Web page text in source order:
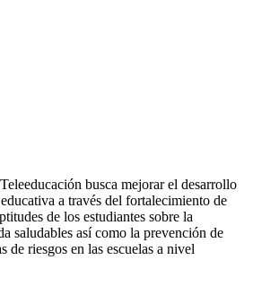
busca mejorar el desarrollo
a través del fortalecimiento de
de los estudiantes sobre la
saludables así como la prevención de
de riesgos en las escuelas a nivel